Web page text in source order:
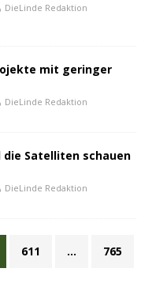
DieLinde Redaktion
mit geringer
DieLinde Redaktion
Satelliten schauen
DieLinde Redaktion
611 … 765